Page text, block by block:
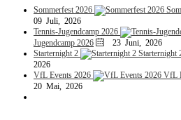
Sommerfest 2026
09 Juli, 2026
Tennis-Jugendcamp 2026
Jugendcamp 2026
23 Juni, 2026
Starternight 2 Starternight
2026
VfL Events 2026 VfL
20 Mai, 2026